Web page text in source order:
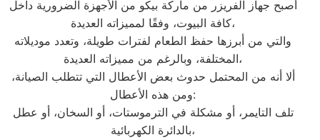
أصبح جهاز الفريزر من ماركة بيكو من الأجهزة الضرورية داخل
كافة البيوت، وفقًا لمميزاته العديدة،
والتي من أبرزها حفظ الطعام لفترات طويلة، وتعدد موديلاته
المختلفة، وبالرغم من مميزاته العديدة،
ألا أنه من المحتمل حدوث بعض الأعطال التي تتطلب الصيانة،
ومن هذه الأعطال:
تلف التايمر، أو مشكلة في الترموستات، أو السخان، أو عطل
بالدائرة الكهربائية،